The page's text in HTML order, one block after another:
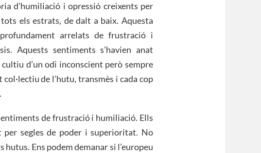
d’humiliació i opressió creixents per
els estrats, de dalt a baix. Aquesta
arrelats de frustració i
Aquests sentiments s’havien anat
d’un odi inconscient però sempre
de l’hutu, transmès i cada cop
de frustració i humiliació. Ells
segles de poder i superioritat. No
hutus. Ens podem demanar si l’europeu